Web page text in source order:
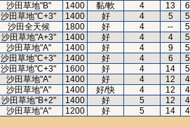
沙田草地"B" 1400 黏/軟 4 13
沙田草地"C+3" 1400 好 4 5
沙田全天候 1800 好 4 --
沙田草地"A+3" 1400 好 4 4
沙田草地"A" 1400 好 4 9
沙田草地"C+3" 1400 好 4 6
沙田草地"C+3" 1600 好 4 14
沙田草地"A" 1400 好 4 12
沙田草地"A" 1400 好/快 4 12
沙田草地"B+2" 1400 好 5 12
沙田草地"A" 1200 好 5 14